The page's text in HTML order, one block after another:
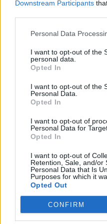
Downstream Participants
Personal Data
I want to opt-out of the
personal data.
Opted In
I want to opt-out of the
Personal Data.
Opted In
I want to opt-out of
Personal Data for
Opted In
I want to opt-out of
Retention, Sale, and/or
Personal Data that Is
Purposes for which it
Opted Out
CONFIRM
Ακολουθήστε το
μάθετε πρώτοιτα πιο
Ακολουθήστε το